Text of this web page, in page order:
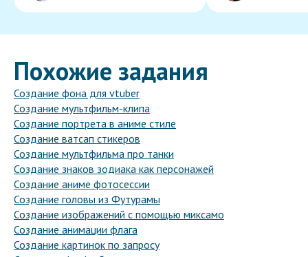
Похожие задания
Создание фона для vtuber
Создание мультфильм-клипа
Создание портрета в аниме стиле
Создание ватсап стикеров
Создание мультфильма про танки
Создание знаков зодиака как персонажей
Создание аниме фотосессии
Создание головы из Футурамы
Создание изображений с помощью миксамо
Создание анимации флага
Создание картинок по запросу